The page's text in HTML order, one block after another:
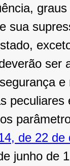
sua
ser
de 22
junho de